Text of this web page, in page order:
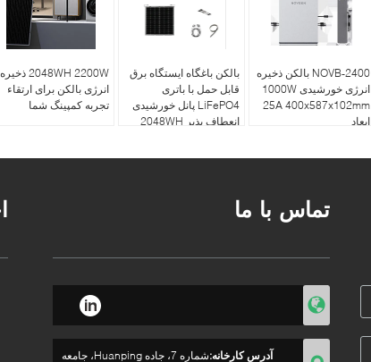
2048WH 2200W ذخیره
انرژی بالکن برای ارتقاء
تجربه کمپینگ شما
بالکن باغگاه ایستگاه برق
قابل حمل با باتری
LiFePO4 پانل خورشیدی
انعطاف پذیر 2048WH
NOVB-2400 بالکن ذخیره
انرژی خورشیدی 1000W
25A 400x587x102mm
ابعاد
تماس با ما
آدرس کارخانه: شماره 7، جاده Huanping، جامعه